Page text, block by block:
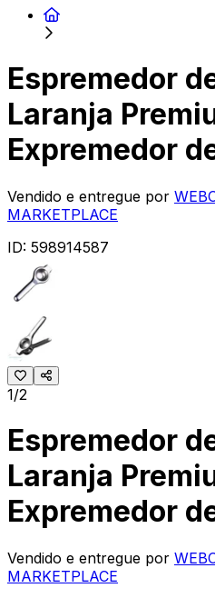
Espremedor
Laranja
Expremedor
Vendido e entregue por
MARKETPLACE
ID: 598914587
1/2
Espremedor
Laranja
Expremedor
Vendido e entregue por
MARKETPLACE